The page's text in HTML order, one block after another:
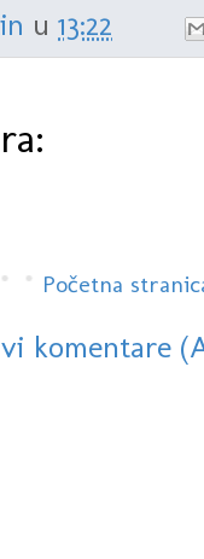
u 13:22
Početna
komentare